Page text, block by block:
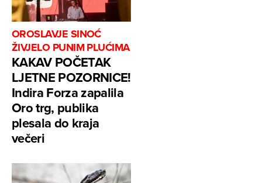
OROSLAVJE SINOĆ
ŽIVJELO PUNIM PLUĆIMA
KAKAV POČETAK
LJETNE POZORNICE!
Indira Forza zapalila
Oro trg, publika
plesala do kraja
večeri